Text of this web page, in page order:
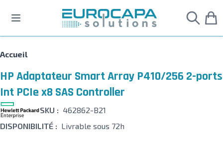
Accueil
HP Adaptateur Smart Array P410/256 2-ports
Int PCIe x8 SAS Controller
SKU : 462862-B21
DISPONIBILITÉ : Livrable sous 72h